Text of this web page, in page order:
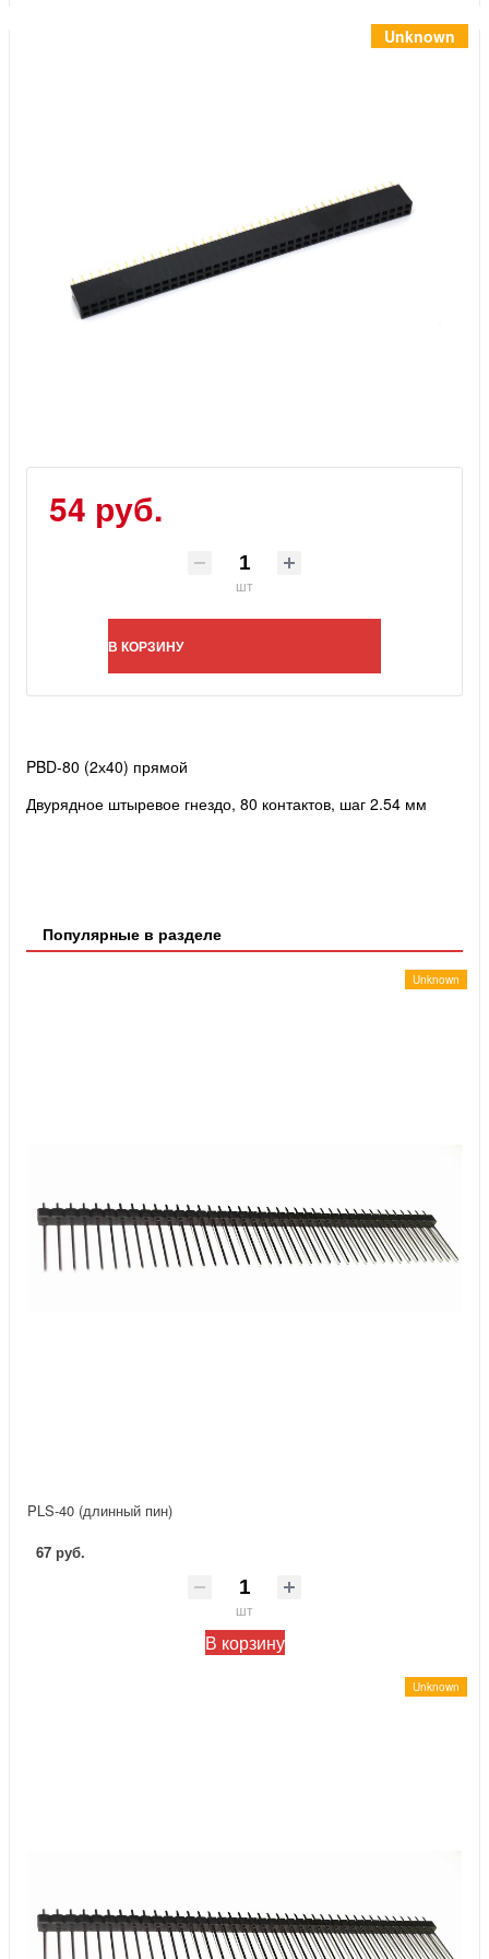
Unknown
54 руб.
шт
В КОРЗИНУ
PBD-80 (2х40) прямой
Двурядное штыревое гнездо, 80 контактов, шаг 2.54 мм
Популярные в разделе
Unknown
PLS-40 (длинный пин)
67 руб.
шт
В корзину
Unknown